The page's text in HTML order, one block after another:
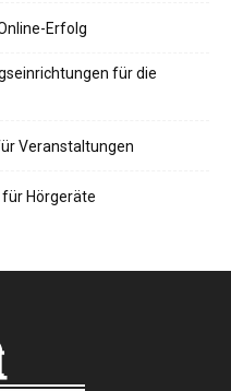
Erfolg
für die
Veranstaltungen
Hörgeräte